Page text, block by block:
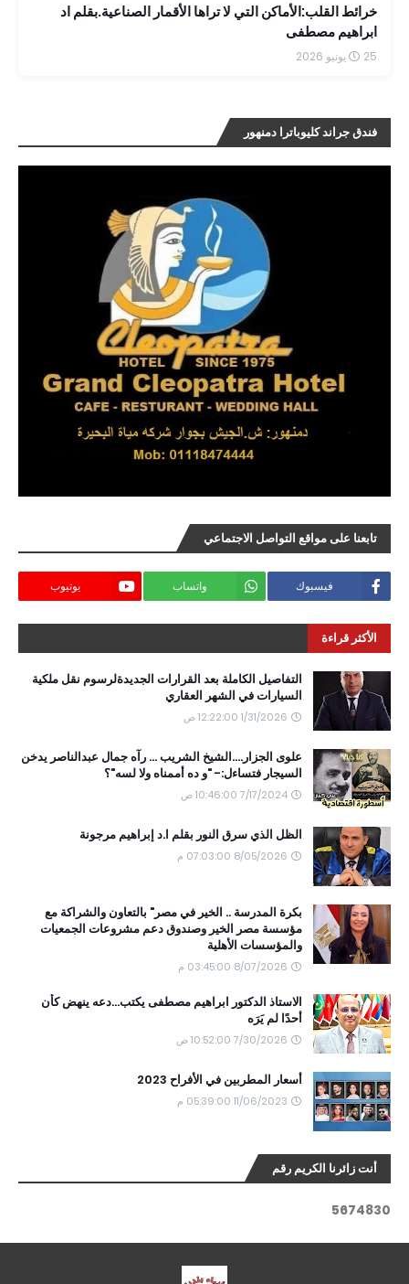
خرائط القلب:الأماكن التي لا تراها الأقمار الصناعية.بقلم اد
ابراهيم مصطفى
25 يونيو 2026
فندق جراند كليوباترا دمنهور
تابعنا على مواقع التواصل الاجتماعي
فيسبوك واتساب يوتيوب
الأكثر قراءة
التفاصيل الكاملة بعد القرارات الجديدةلرسوم نقل ملكية
السيارات في الشهر العقاري
1/31/2026 12:22:00 ص
علوى الجزار....الشيخ الشريب ... رآه جمال عبدالناصر يدخن
السيجار فتساءل:- "و ده أممناه ولا لسه"؟
7/17/2024 10:46:00 ص
الظل الذي سرق النور بقلم ا.د إبراهيم مرجونة
8/05/2026 07:03:00 م
بكرة المدرسة .. الخير في مصر" بالتعاون والشراكة مع
مؤسسة مصر الخير وصندوق دعم مشروعات الجمعيات
والمؤسسات الأهلية
8/07/2026 03:45:00 م
الاستاذ الدكتور ابراهيم مصطفى يكتب...دعه ينهض كأن
أحدًا لم يَرَه
7/30/2026 10:52:00 ص
أسعار المطربين في الأفراح 2023
11/06/2023 05:39:00 م
أنت زائرنا الكريم رقم
5674830